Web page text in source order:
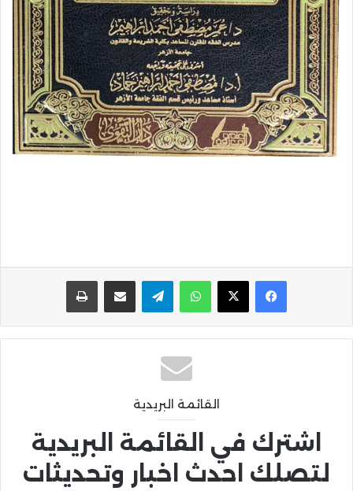
واتساب تيلقرام مشاركة عبر البريد
القائمة البريدية
اشترك في القائمة البريدية
لتصلك احدث اخبار وتحديثات